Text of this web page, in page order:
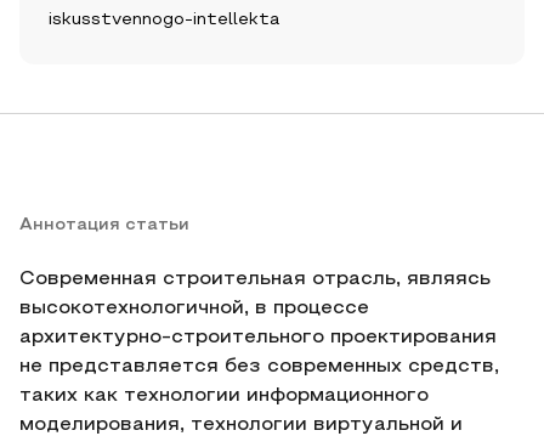
iskusstvennogo-intellekta
Аннотация статьи
Современная строительная отрасль, являясь
высокотехнологичной, в процессе
архитектурно-строительного проектирования
не представляется без современных средств,
таких как технологии информационного
моделирования, технологии виртуальной и